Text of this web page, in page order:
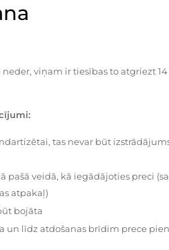
viņam ir tiesības to atgriezt
tas nevar būt
pašā veidā, kā iegādājoties preci
atpakaļ)
bojāta
un līdz atdošanas brīdim prece